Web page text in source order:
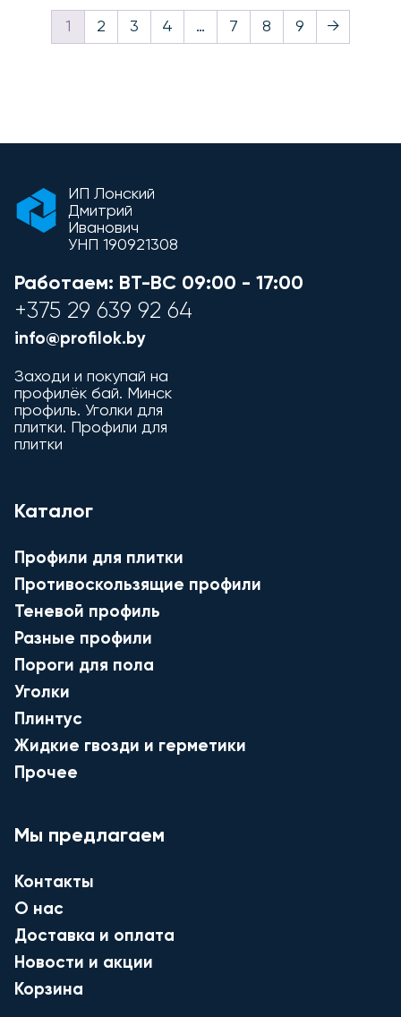
1 2 3 4 … 7 8 9 →
ИП Лонский
Дмитрий
Иванович
УНП 190921308
Работаем: ВТ-ВС 09:00 - 17:00
+375 29 639 92 64
info@profilok.by
Заходи и покупай на
профилёк бай. Минск
профиль. Уголки для
плитки. Профили для
плитки
Каталог
Профили для плитки
Противоскользящие профили
Теневой профиль
Разные профили
Пороги для пола
Уголки
Плинтус
Жидкие гвозди и герметики
Прочее
Мы предлагаем
Контакты
О нас
Доставка и оплата
Новости и акции
Корзина